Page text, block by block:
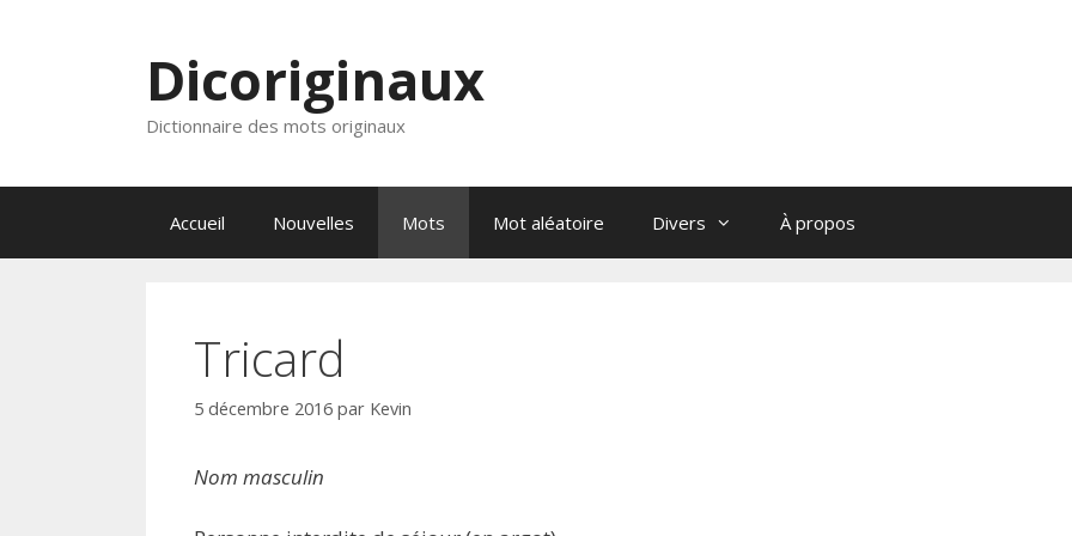
Dicoriginaux
Dictionnaire des mots originaux
Accueil Nouvelles Mots Mot aléatoire Divers À propos
Tricard
5 décembre 2016 par Kevin
Nom masculin